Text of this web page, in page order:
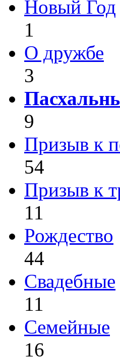
Новый Год
1
О дружбе
3
9
Призыв к
54
Призыв к
11
Рождество
44
Свадебные
11
Семейные
16